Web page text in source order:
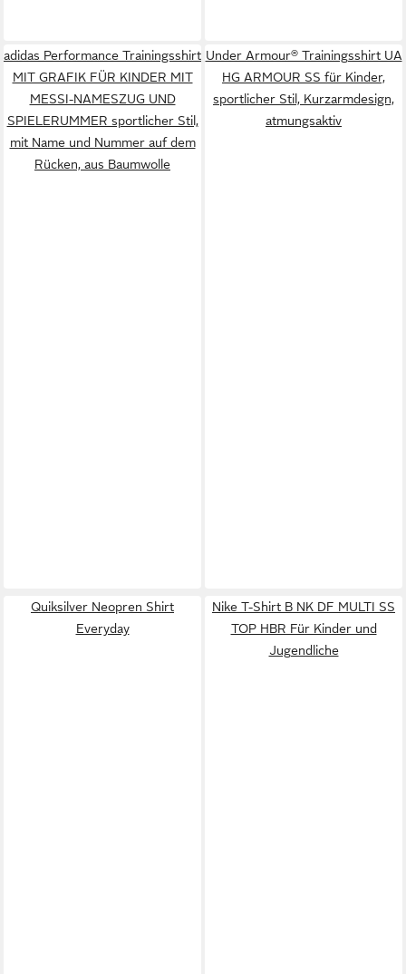
adidas Performance Trainingsshirt
MIT GRAFIK FÜR KINDER MIT
MESSI-NAMESZUG UND
SPIELERUMMER sportlicher Stil,
mit Name und Nummer auf dem
Rücken, aus Baumwolle
Under Armour® Trainingsshirt UA
HG ARMOUR SS für Kinder,
sportlicher Stil, Kurzarmdesign,
atmungsaktiv
Quiksilver Neopren Shirt
Everyday
Nike T-Shirt B NK DF MULTI SS
TOP HBR Für Kinder und
Jugendliche